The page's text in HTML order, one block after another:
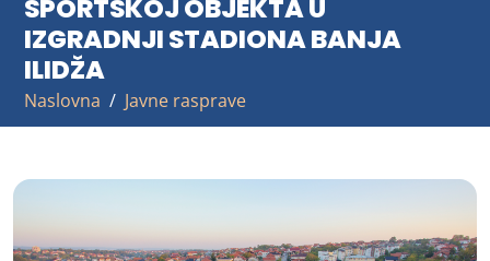
SPORTSKOJ OBJEKTA U
IZGRADNJI STADIONA BANJA
ILIDŽA
Naslovna Javne rasprave